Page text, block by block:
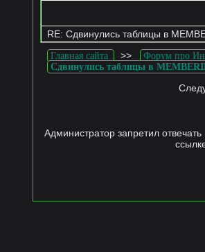
RE: Сдвинулись таблицы в
Главная сайта >> Форум про
Сдвинулись таблицы в
Администратор запретил